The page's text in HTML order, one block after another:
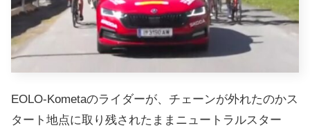
EOLO-Kometaのライダーが、チェーンが外れたのかス
タート地点に取り残されたままニュートラルスター